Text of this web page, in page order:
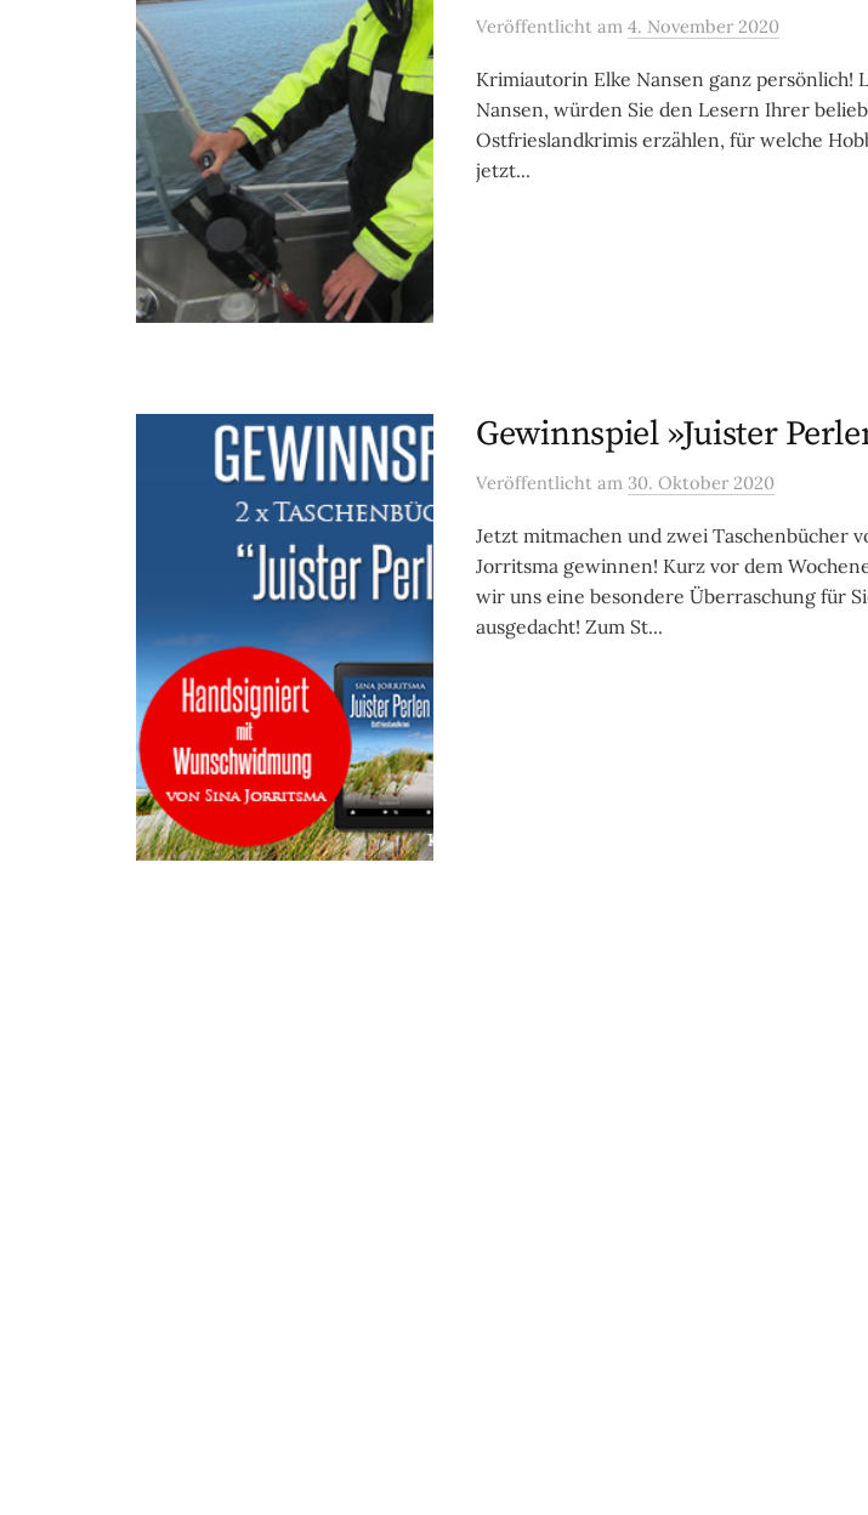
Veröffentlicht am 4. November 2020
Krimiautorin Elke Nansen ganz persönlich!
Nansen, würden Sie den Lesern Ihrer
Ostfrieslandkrimis erzählen, für welche
jetzt...
Gewinnspiel »Juister
Veröffentlicht am 30. Oktober 2020
Jetzt mitmachen und zwei Taschenbücher
Jorritsma gewinnen! Kurz vor dem
wir uns eine besondere Überraschung für
ausgedacht! Zum St...